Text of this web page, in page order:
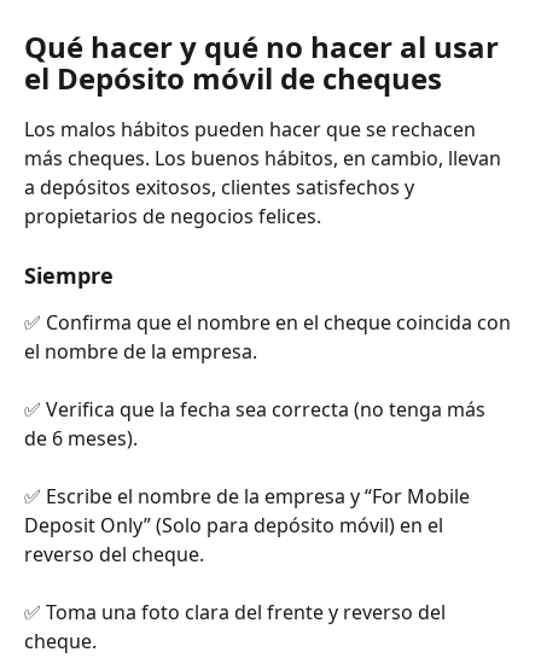
Qué hacer y qué no hacer al usar
el Depósito móvil de cheques
Los malos hábitos pueden hacer que se rechacen
más cheques. Los buenos hábitos, en cambio, llevan
a depósitos exitosos, clientes satisfechos y
propietarios de negocios felices.
Siempre
✅ Confirma que el nombre en el cheque coincida con
el nombre de la empresa.
✅ Verifica que la fecha sea correcta (no tenga más
de 6 meses).
✅ Escribe el nombre de la empresa y “For Mobile
Deposit Only” (Solo para depósito móvil) en el
reverso del cheque.
✅ Toma una foto clara del frente y reverso del
cheque.